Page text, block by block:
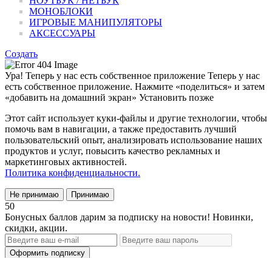
МОНОБЛОКИ
ИГРОВЫЕ МАНИПУЛЯТОРЫ
АКСЕССУАРЫ
Создать
Ура! Теперь у нас есть собственное приложение Теперь у нас
есть собственное приложение. Нажмите «поделиться» и затем
«добавить на домашний экран» Установить позже
Этот сайт использует куки-файлы и другие технологии, чтобы
помочь вам в навигации, а также предоставить лучший
пользовательский опыт, анализировать использование наших
продуктов и услуг, повысить качество рекламных и
маркетинговых активностей.
Политика конфиденциальности.
Не принимаю Принимаю
50
Бонусных баллов дарим за подписку на новости! Новинки,
скидки, акции.
Оформить подписку